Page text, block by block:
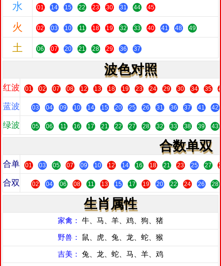
水 01 14 15 22 23 30 31 44 45
火 02 03 10 11 18 19 32 33 40 41 48 49
土 06 07 20 21 28 29 36 37
波色对照
红波 01 02 07 08 12 13 18 19 23 24 29 30 34 35
蓝波 03 04 09 10 14 15 20 25 26 31 36 37 41 42
绿波 05 06 11 16 17 21 22 27 28 32 33 38 39 43
合数单双
合单 01 03 05 07 09 10 12 14 16 18 21 23 25 27
合双 02 04 06 08 11 13 15 17 19 20 22 24 26 28
生肖属性
家禽： 牛、马、羊、鸡、狗、猪
野兽： 鼠、虎、兔、龙、蛇、猴
吉美： 兔、龙、蛇、马、羊、鸡